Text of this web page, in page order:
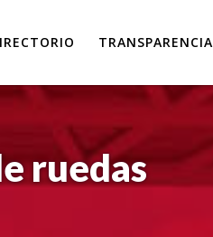
TRANSPARENCIA
ruedas